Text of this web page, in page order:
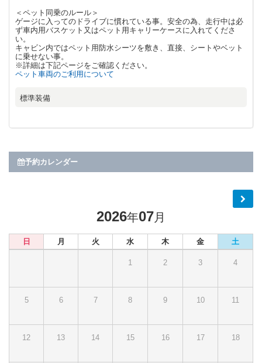
＜ペット同乗のルール＞
ゲージに入ってのドライブに慣れている事。安全の為、走行中は必
ず車内用バスケット又はペット用キャリーケースに入れてくださ
い。
キャビン内ではペット用防水シーツを敷き、直接、シートやベット
に乗せない事。
※詳細は下記ページをご確認ください。
ペット車両のご利用について
標準装備
予約カレンダー
2026年07月
日 月 火 水 木 金 土
1 2 3 4
5 6 7 8 9 10 11
12 13 14 15 16 17 18